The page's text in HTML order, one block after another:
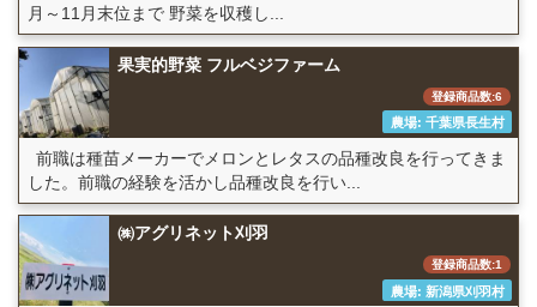
月～11月末位まで 野菜を収穫し...
果実的野菜 フルベジファーム
登録商品数:6
農場: 千葉県長生村
前職は種苗メーカーでメロンとレタスの品種改良を行ってきま
した。前職の経験を活かし品種改良を行い...
㈱アグリネット刈羽
登録商品数:1
農場: 新潟県刈羽村